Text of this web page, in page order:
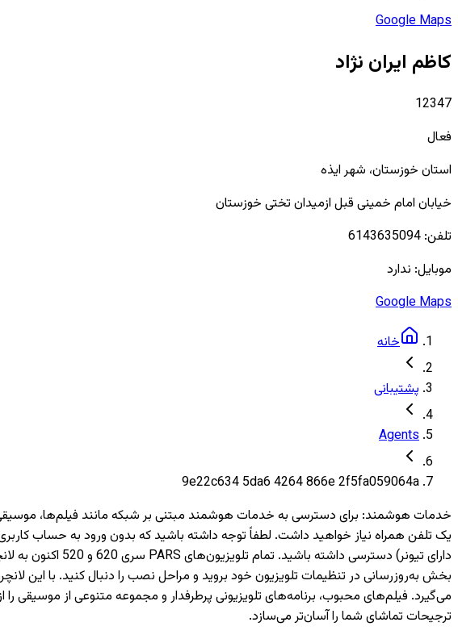
Google Maps
کاظم ایران نژاد
12347
فعال
استان خوزستان، شهرایذه
خیابان امام خمینی قبل ازمیدان تختی خوزستان
تلفن: 6143635094
موبایل: ندارد
Google Maps
خانه
پشتیبانی
Agents
9e22c634 5da6 4264 866e 2f5fa059064a
خدمات هوشمند:
بخش به‌روزرسانی در تنظیمات تلویزیون خود بروید و مراحل نصب را دنبال کنید. با این
می‌گیرد. فیلم‌های محبوب، برنامه‌های تلویزیونی پرطرفدار و مجموعه متنوعی از موسیقی
ترجیحات تماشای شما را آسان‌تر می‌سازد.